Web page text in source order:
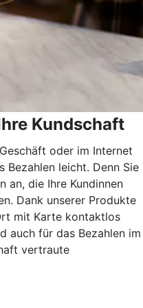
Kundschaft
oder im Internet
Bezahlen leicht. Denn Sie
an, die Ihre Kundinnen
Dank unserer Produkte
mit Karte kontaktlos
auch für das Bezahlen im
vertraute